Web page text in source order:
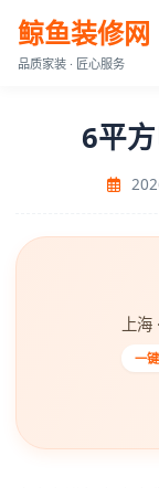
鲸鱼装修网
品质家装 · 匠心服务
6平
上
一